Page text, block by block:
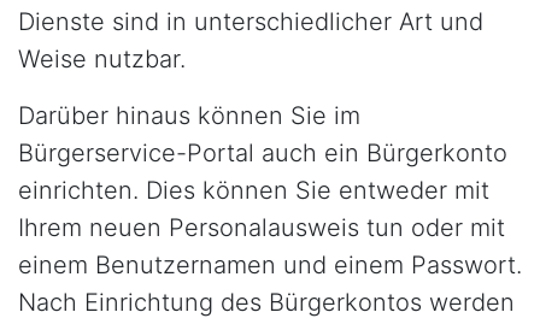
Dienste sind in unterschiedlicher Art und
Weise nutzbar.
Darüber hinaus können Sie im
Bürgerservice-Portal auch ein Bürgerkonto
einrichten. Dies können Sie entweder mit
Ihrem neuen Personalausweis tun oder mit
einem Benutzernamen und einem Passwort.
Nach Einrichtung des Bürgerkontos werden